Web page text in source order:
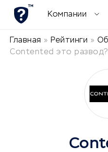
Компании
Главная » Рейтинги »
Contented это развод?